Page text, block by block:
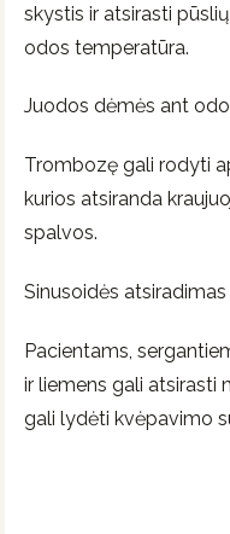
skystis ir atsirasti
odos temperatūra.
Juodos dėmės ant
Trombozę gali rodyti
kurios atsiranda
spalvos.
Sinusoidės
Pacientams,
ir liemens gali atsirasti
gali lydėti kvėpavimo